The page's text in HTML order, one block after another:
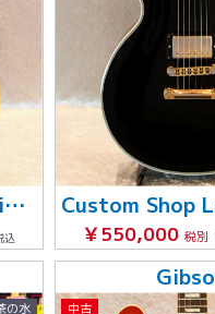
Les Paul Classic Premium Plus '95
込 ￥550,000 税別
の水 中古